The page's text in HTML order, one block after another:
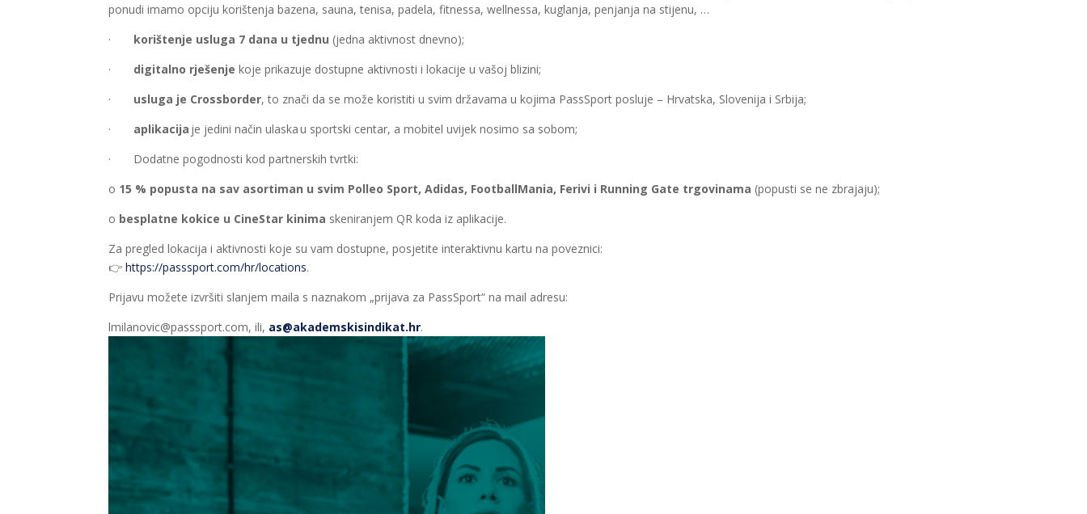
ponudi imamo opciju korištenja bazena, sauna, tenisa, padela, fitnessa, wellnessa, kuglanja, penjanja na stijenu, …
· korištenje usluga 7 dana u tjednu (jedna aktivnost dnevno);
· digitalno rješenje koje prikazuje dostupne aktivnosti i lokacije u vašoj blizini;
· usluga je Crossborder, to znači da se može koristiti u svim državama u kojima PassSport posluje – Hrvatska, Slovenija i Srbija;
· aplikacija je jedini način ulaska u sportski centar, a mobitel uvijek nosimo sa sobom;
· Dodatne pogodnosti kod partnerskih tvrtki:
o 15 % popusta na sav asortiman u svim Polleo Sport, Adidas, FootballMania, Ferivi i Running Gate trgovinama (popusti se ne zbrajaju);
o besplatne kokice u CineStar kinima skeniranjem QR koda iz aplikacije.
Za pregled lokacija i aktivnosti koje su vam dostupne, posjetite interaktivnu kartu na poveznici:
👉https://passsport.com/hr/locations.
Prijavu možete izvršiti slanjem maila s naznakom „prijava za PassSport“ na mail adresu:
lmilanovic@passsport.com, ili, as@akademskisindikat.hr.